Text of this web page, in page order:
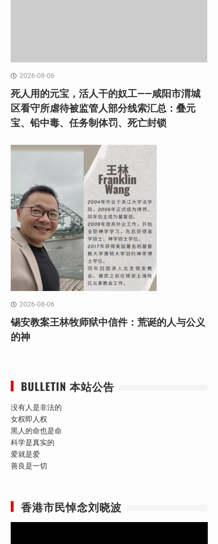
2026-08-06
死人用的元宝，活人干的奴工——咸阳市渭城
区看守所虐待被监管人部分线索汇总：叠元
宝、铅中毒、任务制体罚、死亡封锁
2026-08-06
锡安教案王林牧师狱中信件：荒诞的人与公义
的神
BULLETIN 本站公告
没有人是非法的
女权即人权
黑人的命也是命
科学是真实的
爱就是爱
善良是一切
香港市民悼念刘晓波